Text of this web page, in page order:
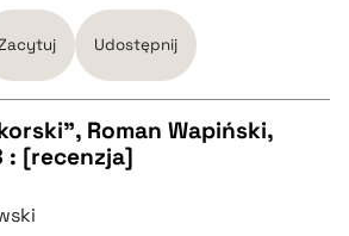
Udostępnij
Roman Wapiński,
: [recenzja]